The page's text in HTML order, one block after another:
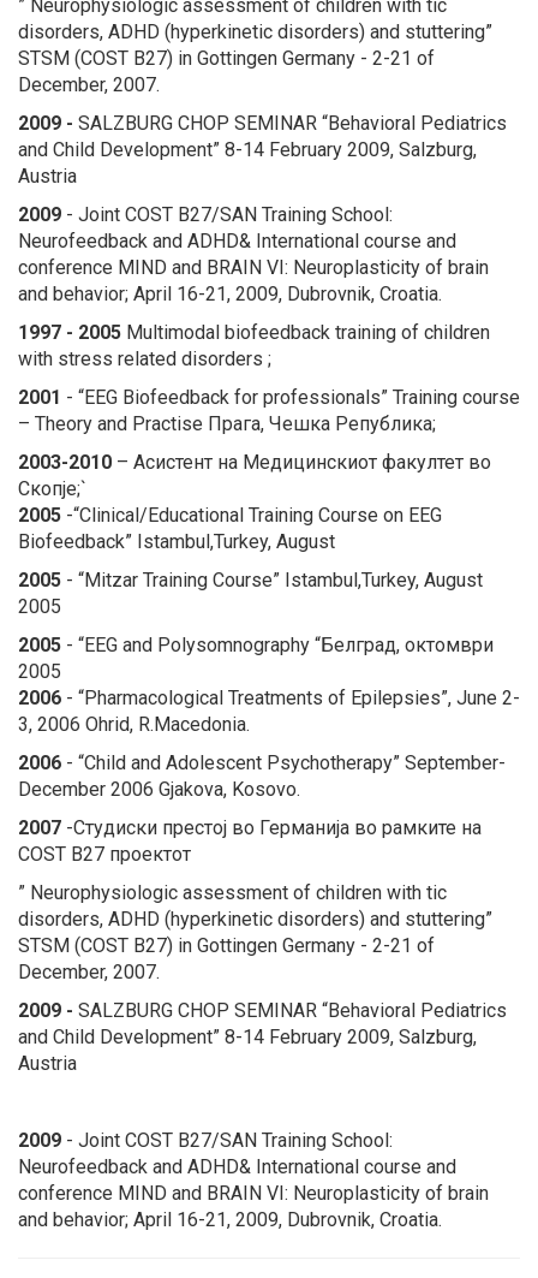
” Neurophysiologic assessment of children with tic
disorders, ADHD (hyperkinetic disorders) and stuttering”
STSM (COST B27) in Gottingen Germany - 2-21 of
December, 2007.
2009 - SALZBURG CHOP SEMINAR “Behavioral Pediatrics
and Child Development” 8-14 February 2009, Salzburg,
Austria
2009 - Joint COST B27/SAN Training School:
Neurofeedback and ADHD& International course and
conference MIND and BRAIN VI: Neuroplasticity of brain
and behavior; April 16-21, 2009, Dubrovnik, Croatia.
1997 - 2005 Multimodal biofeedback training of children
with stress related disorders ;
2001 - “EEG Biofeedback for professionals” Training course
– Theory and Practise Прага, Чешка Република;
2003-2010 – Асистент на Медицинскиот факултет во
Скопје;`
2005 -“Clinical/Educational Training Course on EEG
Biofeedback” Istambul,Turkey, August
2005 - “Mitzar Training Course” Istambul,Turkey, August
2005
2005 - “EEG and Polysomnography “Белград, октомври
2005
2006 - “Pharmacological Treatments of Epilepsies”, June 2-
3, 2006 Ohrid, R.Macedonia.
2006 - “Child and Adolescent Psychotherapy” September-
December 2006 Gjakova, Kosovo.
2007 -Студиски престој во Германија во рамките на
COST B27 проектот
” Neurophysiologic assessment of children with tic
disorders, ADHD (hyperkinetic disorders) and stuttering”
STSM (COST B27) in Gottingen Germany - 2-21 of
December, 2007.
2009 - SALZBURG CHOP SEMINAR “Behavioral Pediatrics
and Child Development” 8-14 February 2009, Salzburg,
Austria
2009 - Joint COST B27/SAN Training School:
Neurofeedback and ADHD& International course and
conference MIND and BRAIN VI: Neuroplasticity of brain
and behavior; April 16-21, 2009, Dubrovnik, Croatia.